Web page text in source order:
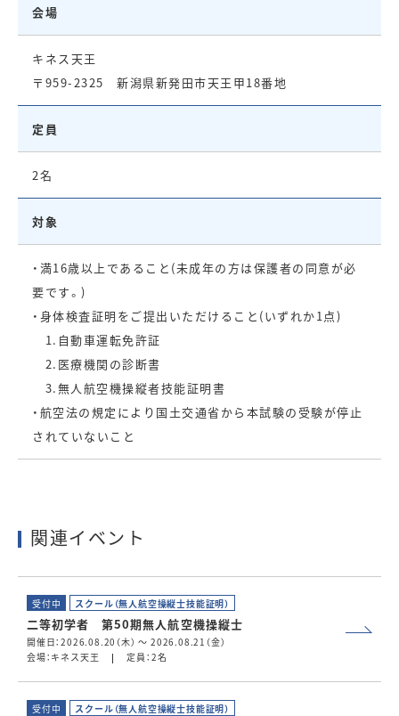
会場
キネス天王
〒959-2325 新潟県新発田市天王甲18番地
定員
2名
対象
・満16歳以上であること(未成年の方は保護者の同意が必
要です。)
・身体検査証明をご提出いただけること(いずれか1点)
1.自動車運転免許証
2.医療機関の診断書
3.無人航空機操縦者技能証明書
・航空法の規定により国土交通省から本試験の受験が停止
されていないこと
関連イベント
受付中 スクール（無人航空操縦士技能証明）
二等初学者 第50期無人航空機操縦士
開催日：2026.08.20（木） ～ 2026.08.21（金）
会場：キネス天王
定員：2名
受付中 スクール（無人航空操縦士技能証明）